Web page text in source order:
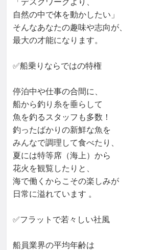
「デスクワークより、
自然の中で体を動かしたい」
そんなあなたの趣味や志向が、
最大の才能になります。
✅船乗りならではの特権
停泊中や仕事の合間に、
船から釣り糸を垂らして
魚を釣るスタッフも多数！
釣ったばかりの新鮮な魚を
みんなで調理して食べたり、
夏には特等席（海上）から
花火を観覧したりと、
海で働くからこその楽しみが
日常に溢れています 。
✅フラットで若々しい社風
船員業界の平均年齢は